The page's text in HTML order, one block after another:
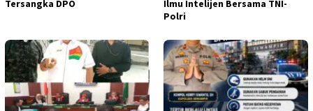
Tersangka DPO
Ilmu Intelijen Bersama TNI-
Polri